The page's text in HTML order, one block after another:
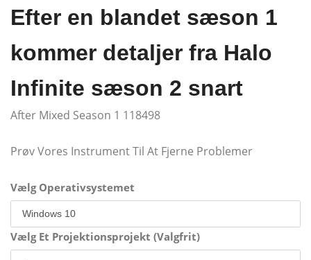
Efter en blandet sæson 1
kommer detaljer fra Halo
Infinite sæson 2 snart
After Mixed Season 1 118498
Prøv Vores Instrument Til At Fjerne Problemer
Vælg Operativsystemet
Vælg Et Projektionsprojekt (Valgfrit)